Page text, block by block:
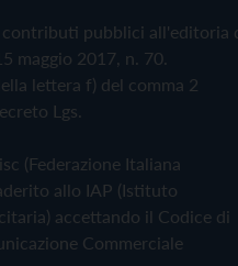
contributi pubblici all'editoria
maggio 2017, n. 70.
lettera f) del comma 2
Lgs.
(Federazione Italiana
allo IAP (Istituto
accettando il Codice di
Commerciale